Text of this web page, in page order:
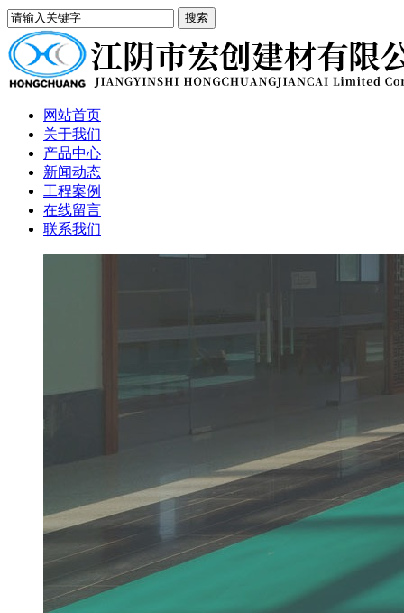
网站首页
关于我们
产品中心
新闻动态
工程案例
在线留言
联系我们